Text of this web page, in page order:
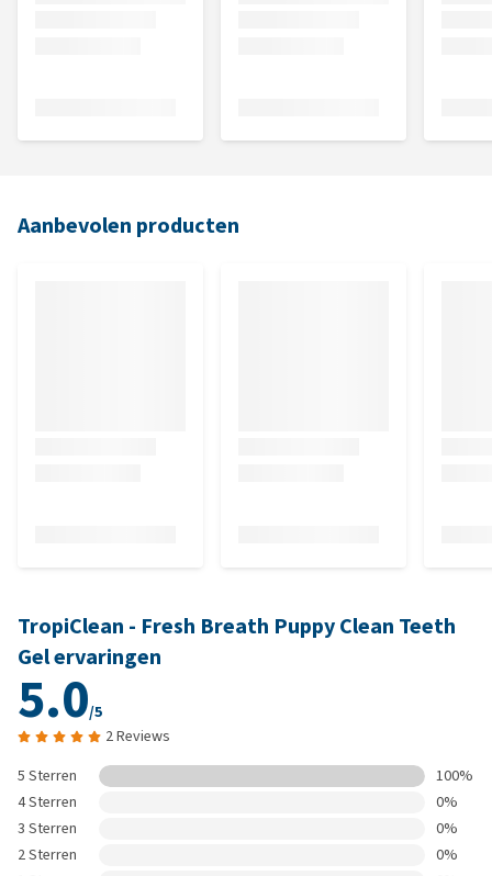
Aanbevolen producten
TropiClean - Fresh Breath Puppy Clean Teeth
Gel ervaringen
5.0/5
2 Reviews
5 Sterren
100%
4 Sterren
0%
3 Sterren
0%
2 Sterren
0%